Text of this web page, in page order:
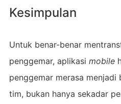
Kesimpulan
Untuk benar-benar
penggemar, aplikasi mobile
penggemar merasa menjadi
tim, bukan hanya sekadar